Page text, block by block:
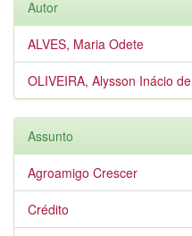
Autor
ALVES, Maria Odete
OLIVEIRA, Alysson Inácio de
Assunto
Agroamigo Crescer
Crédito